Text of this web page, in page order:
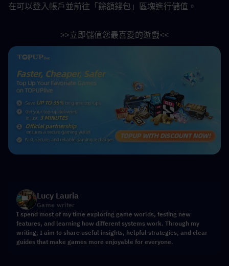
在可以登入帳戶並前往「餘額錢包」區塊進行儲值。
>>立即儲值您最喜愛的遊戲<<
Lucy Lauria
Game writer
I spend most of my time exploring game worlds, testing new
features, and learning how different systems work. Through my
writing, I aim to share useful insights, helpful strategies, and clear
guides that make games more enjoyable for everyone.